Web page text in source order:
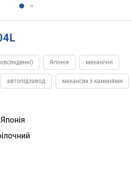
Японія механічні
автопідзавод механізм з каменями
Японія